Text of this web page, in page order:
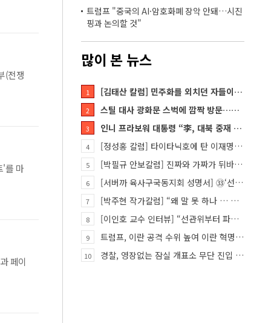
(전쟁
'를 마
페이
트럼프 "중국의 AI·암호화폐 장악 안돼…시진
핑과 논의할 것"
많이 본 뉴스
1 [김태산 칼럼] 민주화를 외치던 자들이 대한민국의 적이고 간첩이었다
2 스틸 대사 광화문 스벅에 깜짝 방문…메시지?
3 인니 프라보워 대통령 “李, 대북 중재 요청했다”
4 [정성홍 칼럼] 타이타닉호에 탄 이재명 정권
5 [박필규 안보칼럼] 진짜와 가짜가 뒤바뀐 혼돈의 시대, 안보 파탄은 막아야
6 [서버까 육사구국동지회 성명서] ㉝‘선관위 특검’은 ‘부정선거 특검’으로 명명하고 박주현 변호사를 ‘특검…
7 [박주현 작가칼럼] “왜 말 못 하나 … 경기도 재정 파탄의 진짜 원인을”
8 [이인호 교수 인터뷰] “선관위부터 파고들어야…책임자 직접 고발하라”
9 트럼프, 이란 공격 수위 높여 이란 혁명 가능성 열어
10 경찰, 영장없는 잠실 개표소 무단 진입 홀로 막은 ‘올다르크’ 불구속 송치